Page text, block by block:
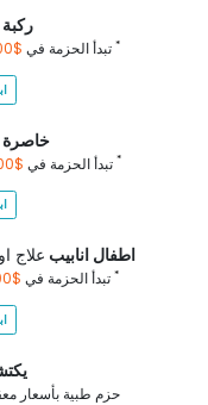
ركبة
تبدأ الحزمة في *
خاصرة
تبدأ الحزمة في *
اطفال انابيب علاج
تبدأ الحزمة في *
حزم طبية بأسعار